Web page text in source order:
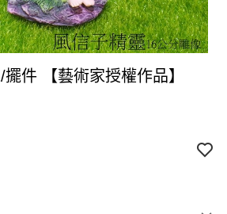
件 【藝術家授權作品】